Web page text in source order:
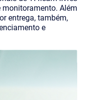
Além
entrega, também,
e